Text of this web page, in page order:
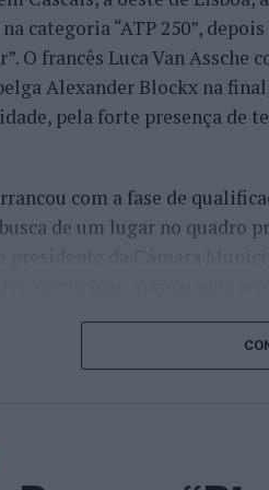
na categoria “ATP 250”,
O francês Luca Van
Alexander Blockx na
pela forte presença de
com a fase de
de um lugar no quadro
centro do calendário
desistências de última hora
Luciano Darderi, pelo